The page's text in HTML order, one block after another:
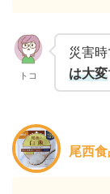
トコ
災害時
は大変
尾西